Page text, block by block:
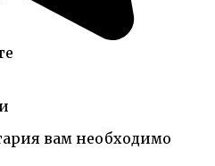
вам необходимо